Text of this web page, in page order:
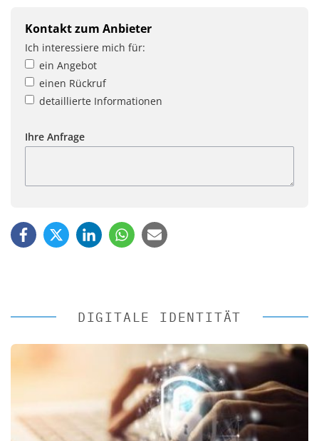
Kontakt zum Anbieter
Ich interessiere mich für:
ein Angebot
einen Rückruf
detaillierte Informationen
Ihre Anfrage
DIGITALE IDENTITÄT